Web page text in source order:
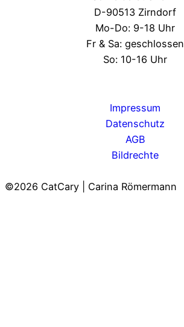
D-90513 Zirndorf
Mo-Do: 9-18 Uhr
Fr & Sa: geschlossen
So: 10-16 Uhr
Impressum
Datenschutz
AGB
Bildrechte
©2026 CatCary | Carina Römermann